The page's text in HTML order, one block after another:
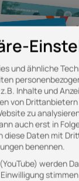
und ähnliche
Inhalte und
von
zu
auch erst in
Daten mit
benennen.
werden